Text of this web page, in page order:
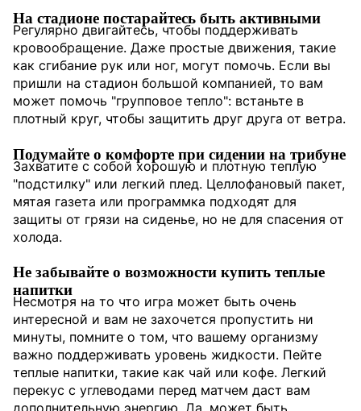
На стадионе постарайтесь быть активными
Регулярно двигайтесь, чтобы поддерживать
кровообращение. Даже простые движения, такие
как сгибание рук или ног, могут помочь. Если вы
пришли на стадион большой компанией, то вам
может помочь "групповое тепло": встаньте в
плотный круг, чтобы защитить друг друга от ветра.
Подумайте о комфорте при сидении на трибуне
Захватите с собой хорошую и плотную теплую
"подстилку" или легкий плед. Целлофановый пакет,
мятая газета или программка подходят для
защиты от грязи на сиденье, но не для спасения от
холода.
Не забывайте о возможности купить теплые
напитки
Несмотря на то что игра может быть очень
интересной и вам не захочется пропустить ни
минуты, помните о том, что вашему организму
важно поддерживать уровень жидкости. Пейте
теплые напитки, такие как чай или кофе. Легкий
перекус с углеводами перед матчем даст вам
дополнительную энергию. Да, может быть